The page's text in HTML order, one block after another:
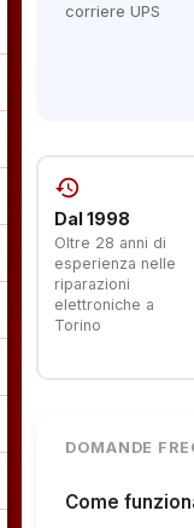
corriere UPS
history
Dal 1998
Oltre 28 anni di
esperienza nelle
riparazioni
elettroniche a
Torino
DOMANDE
Come